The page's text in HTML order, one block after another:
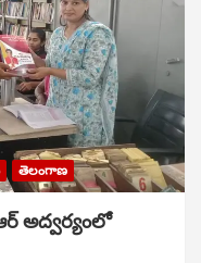
తెలంగాణ
అద్వర్యంలో